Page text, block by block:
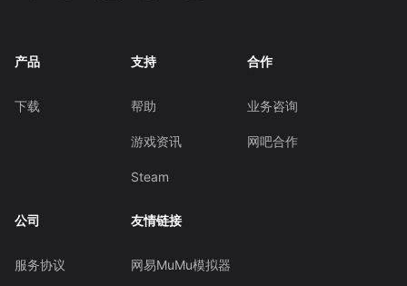
产品
下载
支持
帮助
游戏资讯
Steam
合作
业务咨询
网吧合作
公司
服务协议
友情链接
网易MuMu模拟器